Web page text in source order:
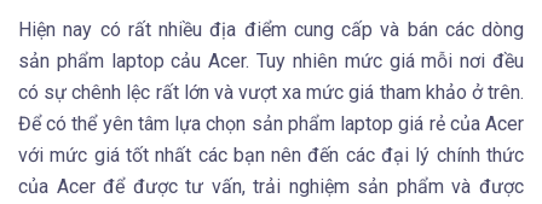
Hiện nay có rất nhiều địa điểm cung cấp và bán các dòng
sản phẩm laptop cảu Acer. Tuy nhiên mức giá mỗi nơi đều
có sự chênh lệc rất lớn và vượt xa mức giá tham khảo ở trên.
Để có thể yên tâm lựa chọn sản phẩm laptop giá rẻ của Acer
với mức giá tốt nhất các bạn nên đến các đại lý chính thức
của Acer để được tư vấn, trải nghiệm sản phẩm và được